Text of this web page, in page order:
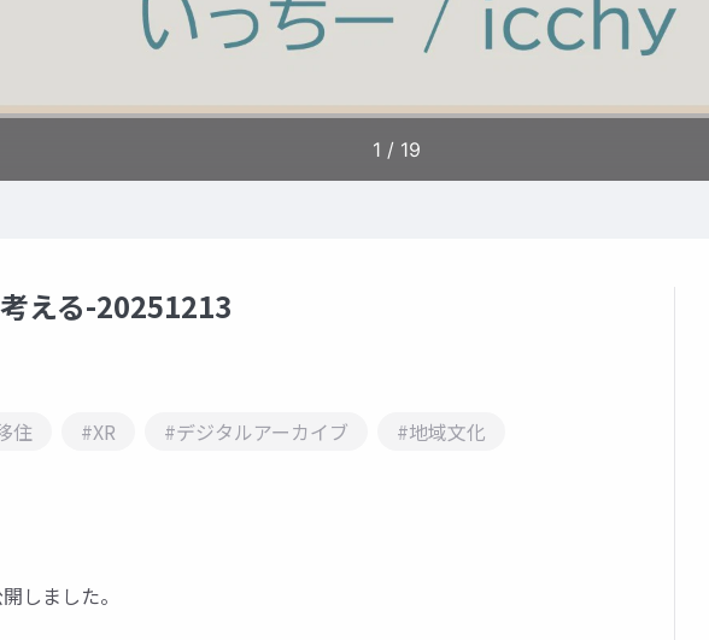
える-20251213
住 #XR #デジタルアーカイブ
#地域文化
しました。